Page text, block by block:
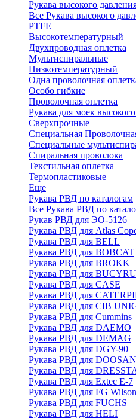
Рукава высокого
Все Рукава высокого
PTFE
Высокотемпературный
Двухпроводная оплетка
Мультиспиральные
Низкотемпературный
Одна проволочная
Особо гибкие
Проволочная оплетка
Рукава для моек
Сверхпрочные
Специальная
Специальные
Спиральная проволока
Текстильная оплетка
Термопластиковые
Еще
Рукава РВД по каталогам
Все Рукава РВД по
Рукав РВД для ЭО-5126
Рукава РВД для Atlas
Рукава РВД для BELL
Рукава РВД для BOBCAT
Рукава РВД для BROKK
Рукава РВД для
Рукава РВД для CASE
Рукава РВД для
Рукава РВД для CIB
Рукава РВД для Cummins
Рукава РВД для DAEMO
Рукава РВД для DEMAG
Рукава РВД для DGY-90
Рукава РВД для DOOSAN
Рукава РВД для
Рукава РВД для Extec E-7
Рукава РВД для FG Wilson
Рукава РВД для FUCHS
Рукава РВД для HELI